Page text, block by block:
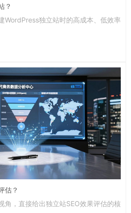
？
WordPress独立站时的高成本、低效率
估？
角，直接给出独立站SEO效果评估的核